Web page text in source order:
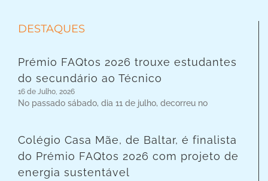
DESTAQUES
Prémio FAQtos 2026 trouxe estudantes
do secundário ao Técnico
16 de Julho, 2026
No passado sábado, dia 11 de julho, decorreu no
Colégio Casa Mãe, de Baltar, é finalista
do Prémio FAQtos 2026 com projeto de
energia sustentável